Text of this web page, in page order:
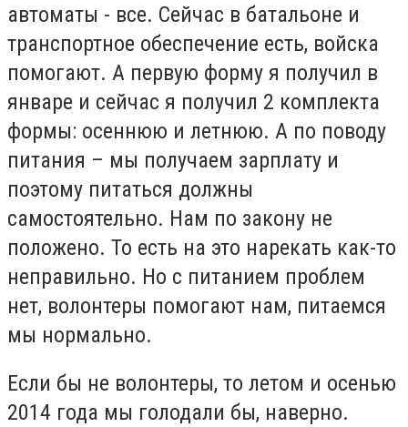
автоматы - все. Сейчас в батальоне и
транспортное обеспечение есть, войска
помогают. А первую форму я получил в
январе и сейчас я получил 2 комплекта
формы: осеннюю и летнюю. А по поводу
питания – мы получаем зарплату и
поэтому питаться должны
самостоятельно. Нам по закону не
положено. То есть на это нарекать как-то
неправильно. Но с питанием проблем
нет, волонтеры помогают нам, питаемся
мы нормально.
Если бы не волонтеры, то летом и осенью
2014 года мы голодали бы, наверно.